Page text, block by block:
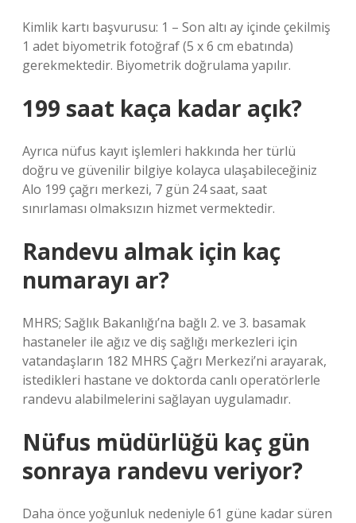
Kimlik kartı başvurusu: 1 – Son altı ay içinde çekilmiş
1 adet biyometrik fotoğraf (5 x 6 cm ebatında)
gerekmektedir. Biyometrik doğrulama yapılır.
199 saat kaça kadar açık?
Ayrıca nüfus kayıt işlemleri hakkında her türlü
doğru ve güvenilir bilgiye kolayca ulaşabileceğiniz
Alo 199 çağrı merkezi, 7 gün 24 saat, saat
sınırlaması olmaksızın hizmet vermektedir.
Randevu almak için kaç
numarayı ar?
MHRS; Sağlık Bakanlığı’na bağlı 2. ve 3. basamak
hastaneler ile ağız ve diş sağlığı merkezleri için
vatandaşların 182 MHRS Çağrı Merkezi’ni arayarak,
istedikleri hastane ve doktorda canlı operatörlerle
randevu alabilmelerini sağlayan uygulamadır.
Nüfus müdürlüğü kaç gün
sonraya randevu veriyor?
Daha önce yoğunluk nedeniyle 61 güne kadar süren